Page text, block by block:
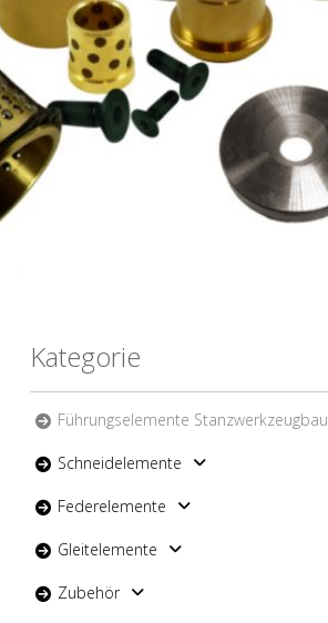
Kategorie
Führungselemente Stanzwerkzeugbau
Schneidelemente
Federelemente
Gleitelemente
Zubehör